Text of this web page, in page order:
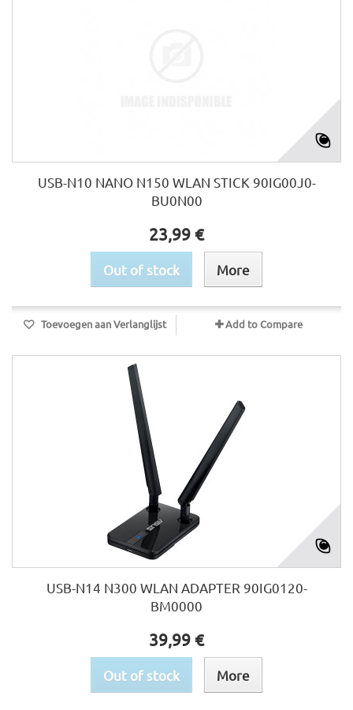
USB-N10 NANO N150 WLAN STICK 90IG00J0-
BU0N00
23,99 €
Out of stock More
Toevoegen aan Verlanglijst Add to Compare
USB-N14 N300 WLAN ADAPTER 90IG0120-
BM0000
39,99 €
Out of stock More